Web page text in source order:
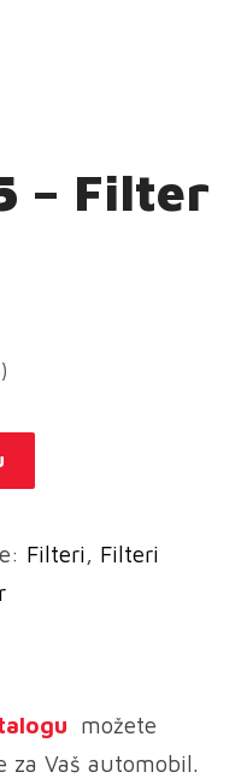
– Filter
Filteri, Filteri
možete
za Vaš automobil.